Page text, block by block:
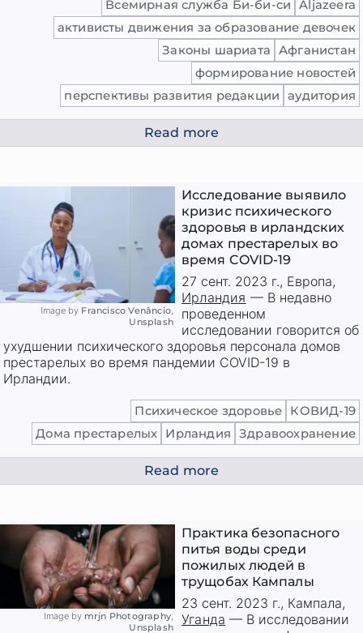
Read more
Всемирная служба Би-би-си
Aljazeera
активисты движения за образование девочек
Законы шариата
Афганистан
формирование новостей
перспективы развития редакции
аудитория
Image by Francisco Venâncio,
Unsplash
Исследование выявило
кризис психического
здоровья в ирландских
домах престарелых во
время COVID-19
Read more
27 сент. 2023 г., Европа,
Ирландия — В недавно
проведенном
исследовании говорится об
ухудшении психического здоровья персонала домов
престарелых во время пандемии COVID-19 в
Ирландии.
Психическое здоровье
КОВИД-19
Дома престарелых
Ирландия Здравоохранение
Image by mrjn Photography
Unsplash
Практика безопасного
питья воды среди
пожилых людей в
трущобах Кампалы
23 сент. 2023 г., Кампала,
Уганда — В исследовании